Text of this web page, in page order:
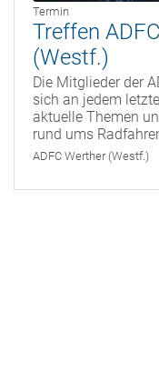
Termin
Treffen
(Westf.)
Die Mitglieder der
sich an jedem
aktuelle Themen
rund ums
ADFC Werther (Westf.)